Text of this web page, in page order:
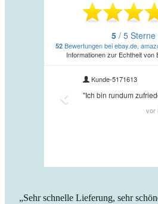
„Sehr schnelle Lieferung, sehr